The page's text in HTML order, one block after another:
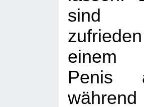
sind
einem
Penis